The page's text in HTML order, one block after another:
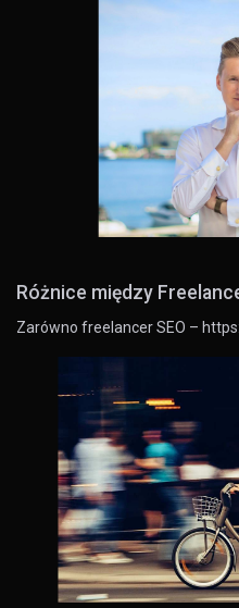
Różnice między
Zarówno freelancer SEO –